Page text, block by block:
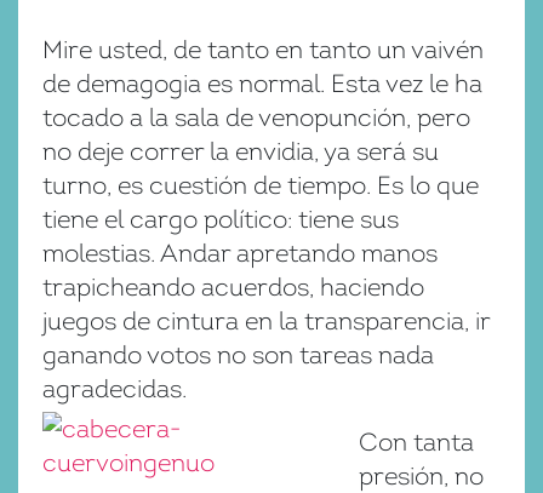
Mire usted, de tanto en tanto un vaivén
de demagogia es normal. Esta vez le ha
tocado a la sala de venopunción, pero
no deje correr la envidia, ya será su
turno, es cuestión de tiempo. Es lo que
tiene el cargo político: tiene sus
molestias. Andar apretando manos
trapicheando acuerdos, haciendo
juegos de cintura en la transparencia, ir
ganando votos no son tareas nada
agradecidas.
Con tanta
presión, no